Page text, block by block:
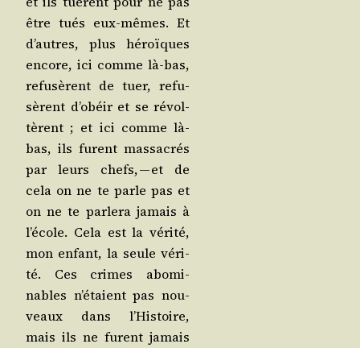
être tués eux-mêmes. Et
d’autres, plus héroïques
encore, ici comme là-bas,
refu­sèrent de tuer, refu­
sèrent d’o­béir et se révol­
tèrent ; et ici comme là-
bas, ils furent mas­sa­crés
par leurs chefs, — et de
cela on ne te parle pas et
on ne te par­le­ra jamais à
l’é­cole. Cela est la véri­té,
mon enfant, la seule véri­
té. Ces crimes abo­mi­
nables n’é­taient pas nou­
veaux dans l’His­toire,
mais ils ne furent jamais